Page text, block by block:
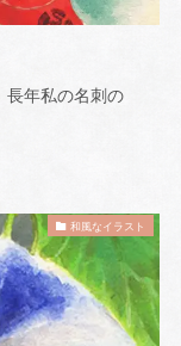
長年私の名刺の
和風なイラスト